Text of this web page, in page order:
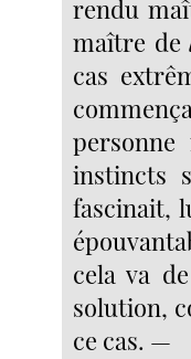
rendu
maître de
cas
instincts
fascinait,
cela va
solution,
ce cas. —